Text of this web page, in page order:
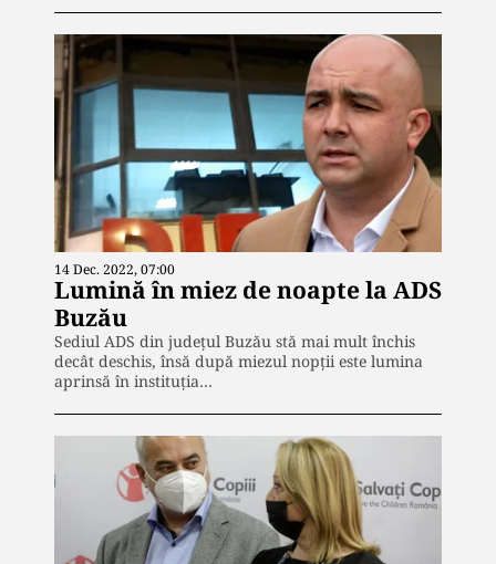
14 Dec. 2022, 07:00
Lumină în miez de noapte la ADS
Buzău
Sediul ADS din județul Buzău stă mai mult închis
decât deschis, însă după miezul nopții este lumina
aprinsă în instituția…